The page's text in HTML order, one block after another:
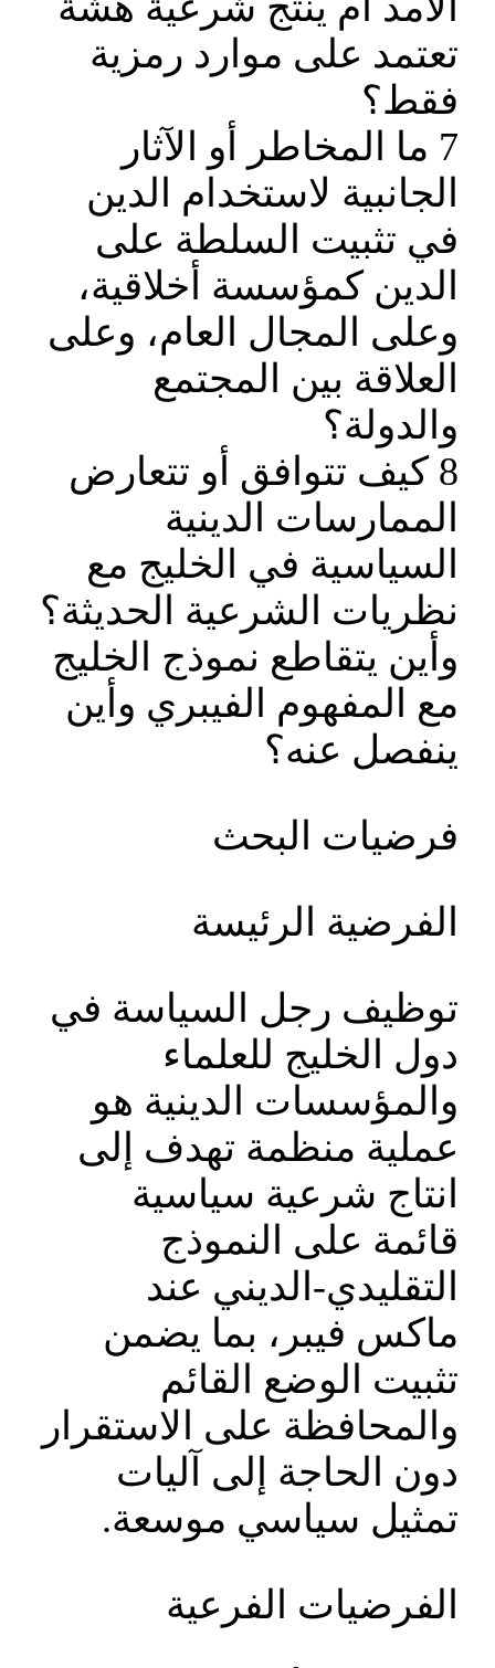
تعتمد على موارد رمزية
فقط؟
7 ما المخاطر أو الآثار
الجانبية لاستخدام الدين
في تثبيت السلطة على
الدين كمؤسسة أخلاقية،
وعلى المجال العام، وعلى
العلاقة بين المجتمع
والدولة؟
8 كيف تتوافق أو تتعارض
الممارسات الدينية
السياسية في الخليج مع
نظريات الشرعية الحديثة؟
وأين يتقاطع نموذج الخليج
مع المفهوم الفيبري وأين
ينفصل عنه؟
فرضيات البحث
الفرضية الرئيسة
توظيف رجل السياسة في
دول الخليج للعلماء
والمؤسسات الدينية هو
عملية منظمة تهدف إلى
انتاج شرعية سياسية
قائمة على النموذج
التقليدي-الديني عند
ماكس فيبر، بما يضمن
تثبيت الوضع القائم
والمحافظة على الاستقرار
دون الحاجة إلى آليات
تمثيل سياسي موسعة.
الفرضيات الفرعية